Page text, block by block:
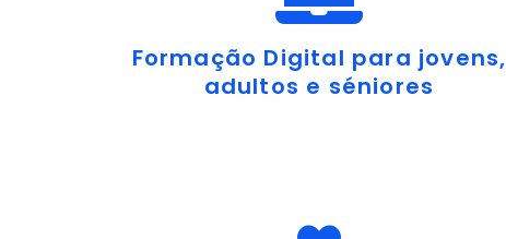
Formação Digital para jovens,
adultos e séniores